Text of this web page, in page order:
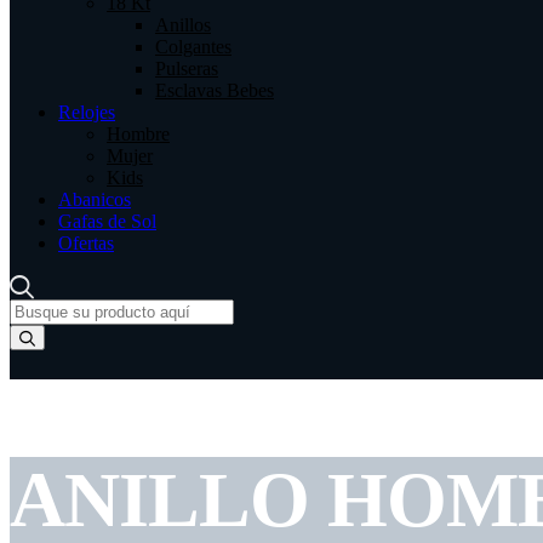
Anillos
Colgantes
Pulseras
Esclavas Bebes
Relojes
Hombre
Mujer
Kids
Abanicos
Gafas de Sol
Ofertas
ANILLO